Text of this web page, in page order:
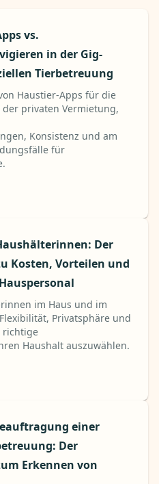
vs.
in der Gig-
Tierbetreuung
Haustier-Apps für die
der privaten Vermietung,
Konsistenz und am
für
Der
Kosten, Vorteilen und
im Haus und im
Privatsphäre und
richtige
Haushalt auszuwählen.
einer
Der
Erkennen von